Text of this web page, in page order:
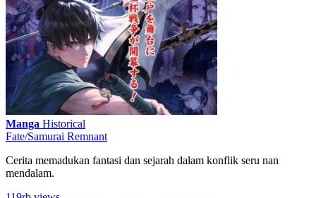
Manga Historical
Fate/Samurai Remnant
Cerita memadukan fantasi dan sejarah dalam konflik seru nan
mendalam.